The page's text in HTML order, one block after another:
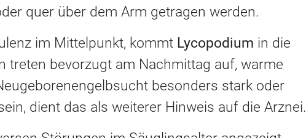
quer über dem Arm getragen werden.
im Mittelpunkt, kommt Lycopodium in die
treten bevorzugt am Nachmittag auf, warme
besonders stark oder
dient das als weiterer Hinweis auf die Arznei.